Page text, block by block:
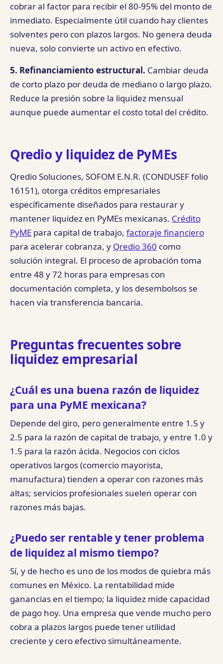
cobrar al factor para recibir el 80-95% del monto de
inmediato. Especialmente útil cuando hay clientes
solventes pero con plazos largos. No genera deuda
nueva, solo convierte un activo en efectivo.
5. Refinanciamiento estructural. Cambiar deuda
de corto plazo por deuda de mediano o largo plazo.
Reduce la presión sobre la liquidez mensual
aunque puede aumentar el costo total del crédito.
Qredio y liquidez de PyMEs
Qredio Soluciones, SOFOM E.N.R. (CONDUSEF folio
16151), otorga créditos empresariales
específicamente diseñados para restaurar y
mantener liquidez en PyMEs mexicanas. Crédito
PyME para capital de trabajo, factoraje financiero
para acelerar cobranza, y Qredio 360 como
solución integral. El proceso de aprobación toma
entre 48 y 72 horas para empresas con
documentación completa, y los desembolsos se
hacen vía transferencia bancaria.
Preguntas frecuentes sobre
liquidez empresarial
¿Cuál es una buena razón de liquidez
para una PyME mexicana?
Depende del giro, pero generalmente entre 1.5 y
2.5 para la razón de capital de trabajo, y entre 1.0 y
1.5 para la razón ácida. Negocios con ciclos
operativos largos (comercio mayorista,
manufactura) tienden a operar con razones más
altas; servicios profesionales suelen operar con
razones más bajas.
¿Puedo ser rentable y tener problema
de liquidez al mismo tiempo?
Sí, y de hecho es uno de los modos de quiebra más
comunes en México. La rentabilidad mide
ganancias en el tiempo; la liquidez mide capacidad
de pago hoy. Una empresa que vende mucho pero
cobra a plazos largos puede tener utilidad
creciente y cero efectivo simultáneamente.